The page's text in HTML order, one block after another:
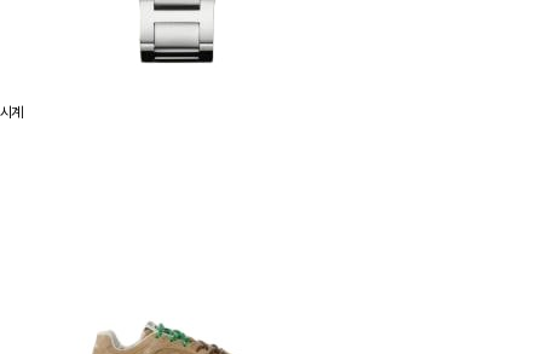
시계